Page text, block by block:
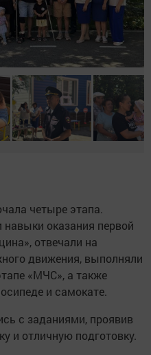
четыре этапа.
оказания первой
отвечали на
движения, выполняли
«МЧС», а также
и самокате.
с заданиями, проявив
и отличную подготовку.